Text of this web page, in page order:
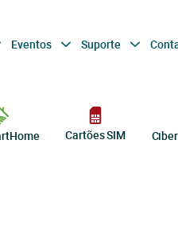
Eventos Suporte
Cartões SIM